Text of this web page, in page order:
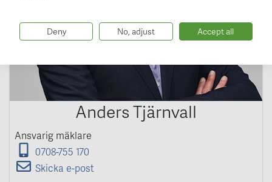
Anders Tjärnvall
Ansvarig mäklare
0708-755 170
Skicka e-post
Deny No, adjust Accept all